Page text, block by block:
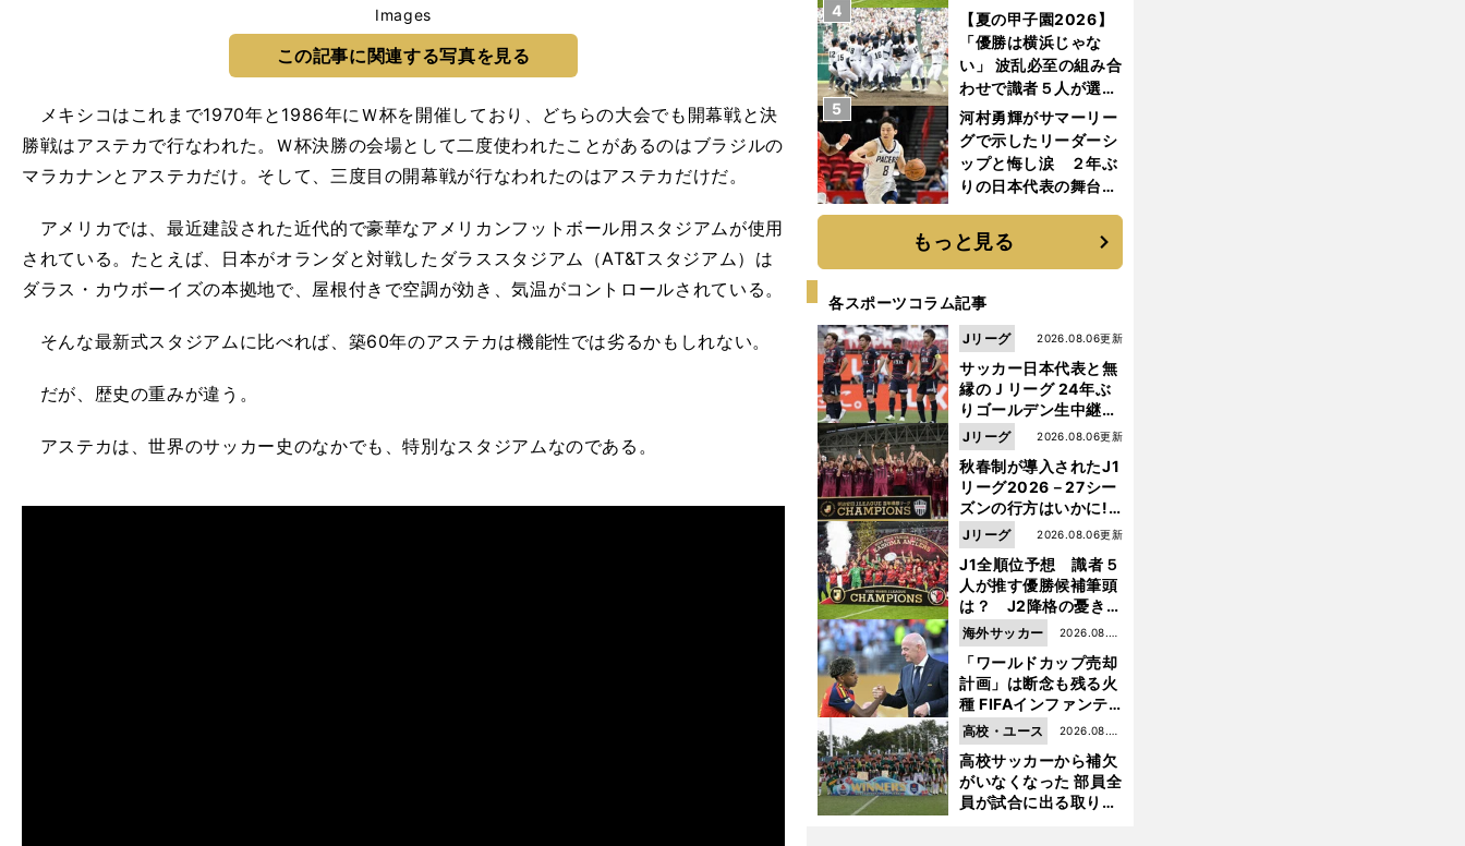
Images
この記事に関連する写真を見る
メキシコはこれまで1970年と1986年にＷ杯を開催しており、どちらの大会でも開幕戦と決
勝戦はアステカで行なわれた。Ｗ杯決勝の会場として二度使われたことがあるのはブラジルの
マラカナンとアステカだけ。そして、三度目の開幕戦が行なわれたのはアステカだけだ。
アメリカでは、最近建設された近代的で豪華なアメリカンフットボール用スタジアムが使用
されている。たとえば、日本がオランダと対戦したダラススタジアム（AT&Tスタジアム）は
ダラス・カウボーイズの本拠地で、屋根付きで空調が効き、気温がコントロールされている。
そんな最新式スタジアムに比べれば、築60年のアステカは機能性では劣るかもしれない。
だが、歴史の重みが違う。
アステカは、世界のサッカー史のなかでも、特別なスタジアムなのである。
とは？
【夏の甲子園2026】
「優勝は横浜じゃな
い」 波乱必至の組み合
わせで識者５人が選ん
だ優勝校はここだ！
4
河村勇輝がサマーリー
グで示したリーダーシ
ップと悔し涙 ２年ぶ
りの日本代表の舞台を
は続く
5
もっと見る
各スポーツコラム記事
サッカー日本代表と無
縁のＪリーグ 24年ぶ
りゴールデン生中継の
開幕戦でヘタな試合は
見せられない
2026.08.06更新
Jリーグ
秋春制が導入されたJ1
リーグ2026－27シー
ズンの行方はいかに!?
５人の識者が全順位
を大胆予想
2026.08.06更新
Jリーグ
J1全順位予想 識者５
人が推す優勝候補筆頭
は？ J2降格の憂き目
に遭いそうな３クラブ
とは？
2026.08.06更新
Jリーグ
「ワールドカップ売却
計画」は断念も残る火
種 FIFAインファンテ
ィーノ会長体制に何が
起きているのか
2026.08.05
更新
海外サッカー
高校サッカーから補欠
がいなくなった 部員全
員が試合に出る取り組
2026.08.05
更新
高校・ユース